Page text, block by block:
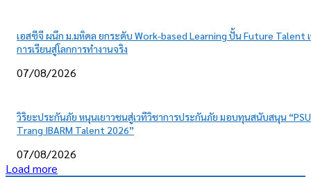
เอสซีจี ผนึก ม.มหิดล ยกระดับ Work-based Learning ปั้น Future Talent
การเรียนสู่โลกการทำงานจริง
07/08/2026
วิริยะประกันภัย หนุนเยาวชนสู่เวทีวิชาการประกันภัย มอบทุนสนับสนุน “PSU
Trang IBARM Talent 2026”
07/08/2026
Load more